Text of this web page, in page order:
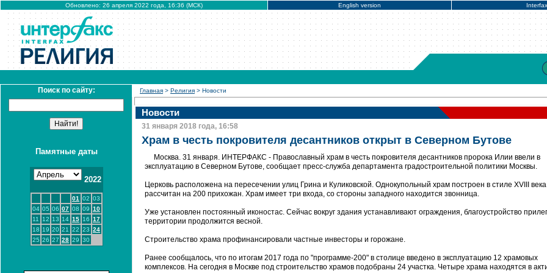
Обновлено: 26 апреля 2022 года, 16:36 (МСК) English version
Поиск по сайту:
Памятные даты
2022
01 02 03
04 05 06 07 08 09 10
11
12 13 14 15 16 17
18 19 20 21 22 23 24
25 26 27 28 29 30
Главная > Религия > Новости
Новости
31 января 2018 года, 16:58
Храм в честь покровителя десантников открыт в Северном Бутове
Москва. 31 января. ИНТЕРФАКС - Православный храм в честь покровителя десантников пророка Илии ввели в
эксплуатацию в Северном Бутове, сообщает пресс-служба департамента градостроительной политики Москвы.
Церковь расположена на пересечении улиц Грина и Куликовской. Однокупольный храм построен в стиле XVIII
рассчитан на 200 прихожан. Храм имеет три входа, со стороны западного находится звонница.
Уже установлен постоянный иконостас. Сейчас вокруг здания устанавливают ограждения, благоустройство
территории продолжится весной.
Строительство храма профинансировали частные инвесторы и горожане.
Ранее сообщалось, что по итогам 2017 года по "программе-200" в столице введено в эксплуатацию 12 храмовых
комплексов. На сегодня в Москве под строительство храмов подобраны 24 участка. Четыре храма находятся в